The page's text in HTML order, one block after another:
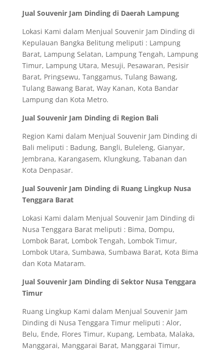
Jual Souvenir Jam Dinding di Daerah Lampung
Lokasi Kami dalam Menjual Souvenir Jam Dinding di
Kepulauan Bangka Belitung meliputi : Lampung
Barat, Lampung Selatan, Lampung Tengah, Lampung
Timur, Lampung Utara, Mesuji, Pesawaran, Pesisir
Barat, Pringsewu, Tanggamus, Tulang Bawang,
Tulang Bawang Barat, Way Kanan, Kota Bandar
Lampung dan Kota Metro.
Jual Souvenir Jam Dinding di Region Bali
Region Kami dalam Menjual Souvenir Jam Dinding di
Bali meliputi : Badung, Bangli, Buleleng, Gianyar,
Jembrana, Karangasem, Klungkung, Tabanan dan
Kota Denpasar.
Jual Souvenir Jam Dinding di Ruang Lingkup Nusa
Tenggara Barat
Lokasi Kami dalam Menjual Souvenir Jam Dinding di
Nusa Tenggara Barat meliputi : Bima, Dompu,
Lombok Barat, Lombok Tengah, Lombok Timur,
Lombok Utara, Sumbawa, Sumbawa Barat, Kota Bima
dan Kota Mataram.
Jual Souvenir Jam Dinding di Sektor Nusa Tenggara
Timur
Ruang Lingkup Kami dalam Menjual Souvenir Jam
Dinding di Nusa Tenggara Timur meliputi : Alor,
Belu, Ende, Flores Timur, Kupang, Lembata, Malaka,
Manggarai, Manggarai Barat, Manggarai Timur,